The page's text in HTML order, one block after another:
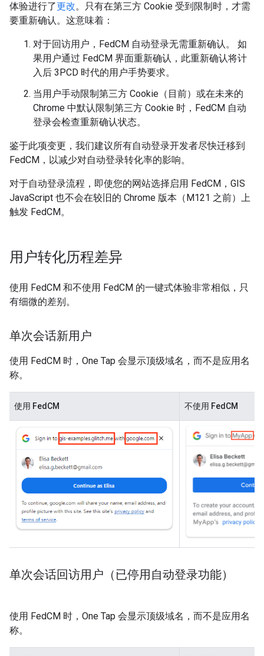
体验进行了更改。只有在第三方 Cookie 受到限制时，才需
要重新确认。这意味着：
对于回访用户，FedCM 自动登录无需重新确认。 如
果用户通过 FedCM 界面重新确认，此重新确认将计
入后 3PCD 时代的用户手势要求。
当用户手动限制第三方 Cookie（目前）或在未来的
Chrome 中默认限制第三方 Cookie 时，FedCM 自动
登录会检查重新确认状态。
鉴于此项变更，我们建议所有自动登录开发者尽快迁移到
FedCM，以减少对自动登录转化率的影响。
对于自动登录流程，即使您的网站选择启用 FedCM，GIS
JavaScript 也不会在较旧的 Chrome 版本（M121 之前）上
触发 FedCM。
用户转化历程差异
使用 FedCM 和不使用 FedCM 的一键式体验非常相似，只
有细微的差别。
单次会话新用户
使用 FedCM 时，One Tap 会显示顶级域名，而不是应用名
称。
使用 FedCM 不使用 FedCM
单次会话回访用户（已停用自动登录功能）
使用 FedCM 时，One Tap 会显示顶级域名，而不是应用名
称。